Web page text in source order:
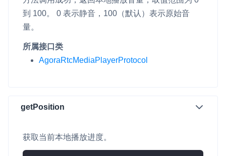
到 100。 0 表示静音，100（默认）表示原始音
量。
所属接口类
AgoraRtcMediaPlayerProtocol
getPosition
获取当前本地播放进度。